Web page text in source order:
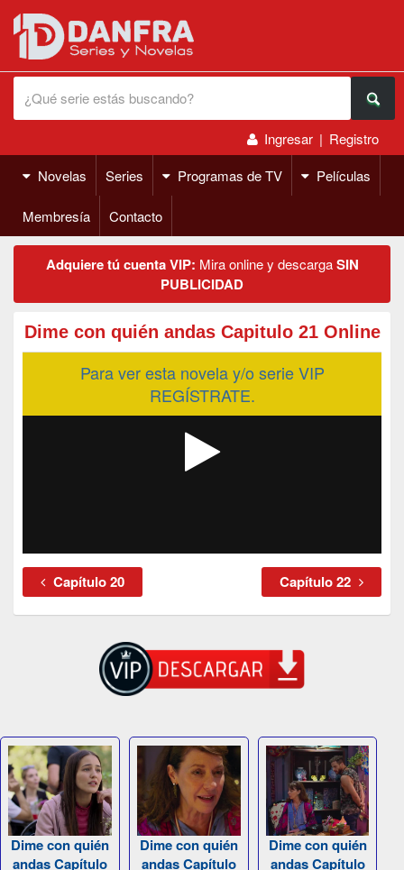
Ingresar | Registro
Novelas
Series Programas de TV Películas
Membresía Contacto
Adquiere tú cuenta VIP: Mira online y descargaSIN
PUBLICIDAD
Dime con quién andas Capitulo 21 Online
Para ver esta novela y/o serie VIP
REGÍSTRATE.
Capítulo 20 Capítulo 22
Dime con quién
andas Capítulo
Dime con quién
andas Capítulo
Dime con quién
andas Capítulo